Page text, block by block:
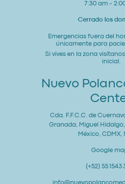
7:30 am -
Cerrado los
Emergencias fuera del
únicamente para
Si vives en la zona
inicial.
Nuevo
Cda. F.F.C.C. de
Granada, Miguel Hidalgo,
México, CDMX,
Google
(+52) 55 1543